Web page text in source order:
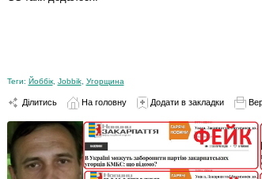
Теги: Йоббік, Jobbik, Угорщина
Ділитись На головну Додати в закладки